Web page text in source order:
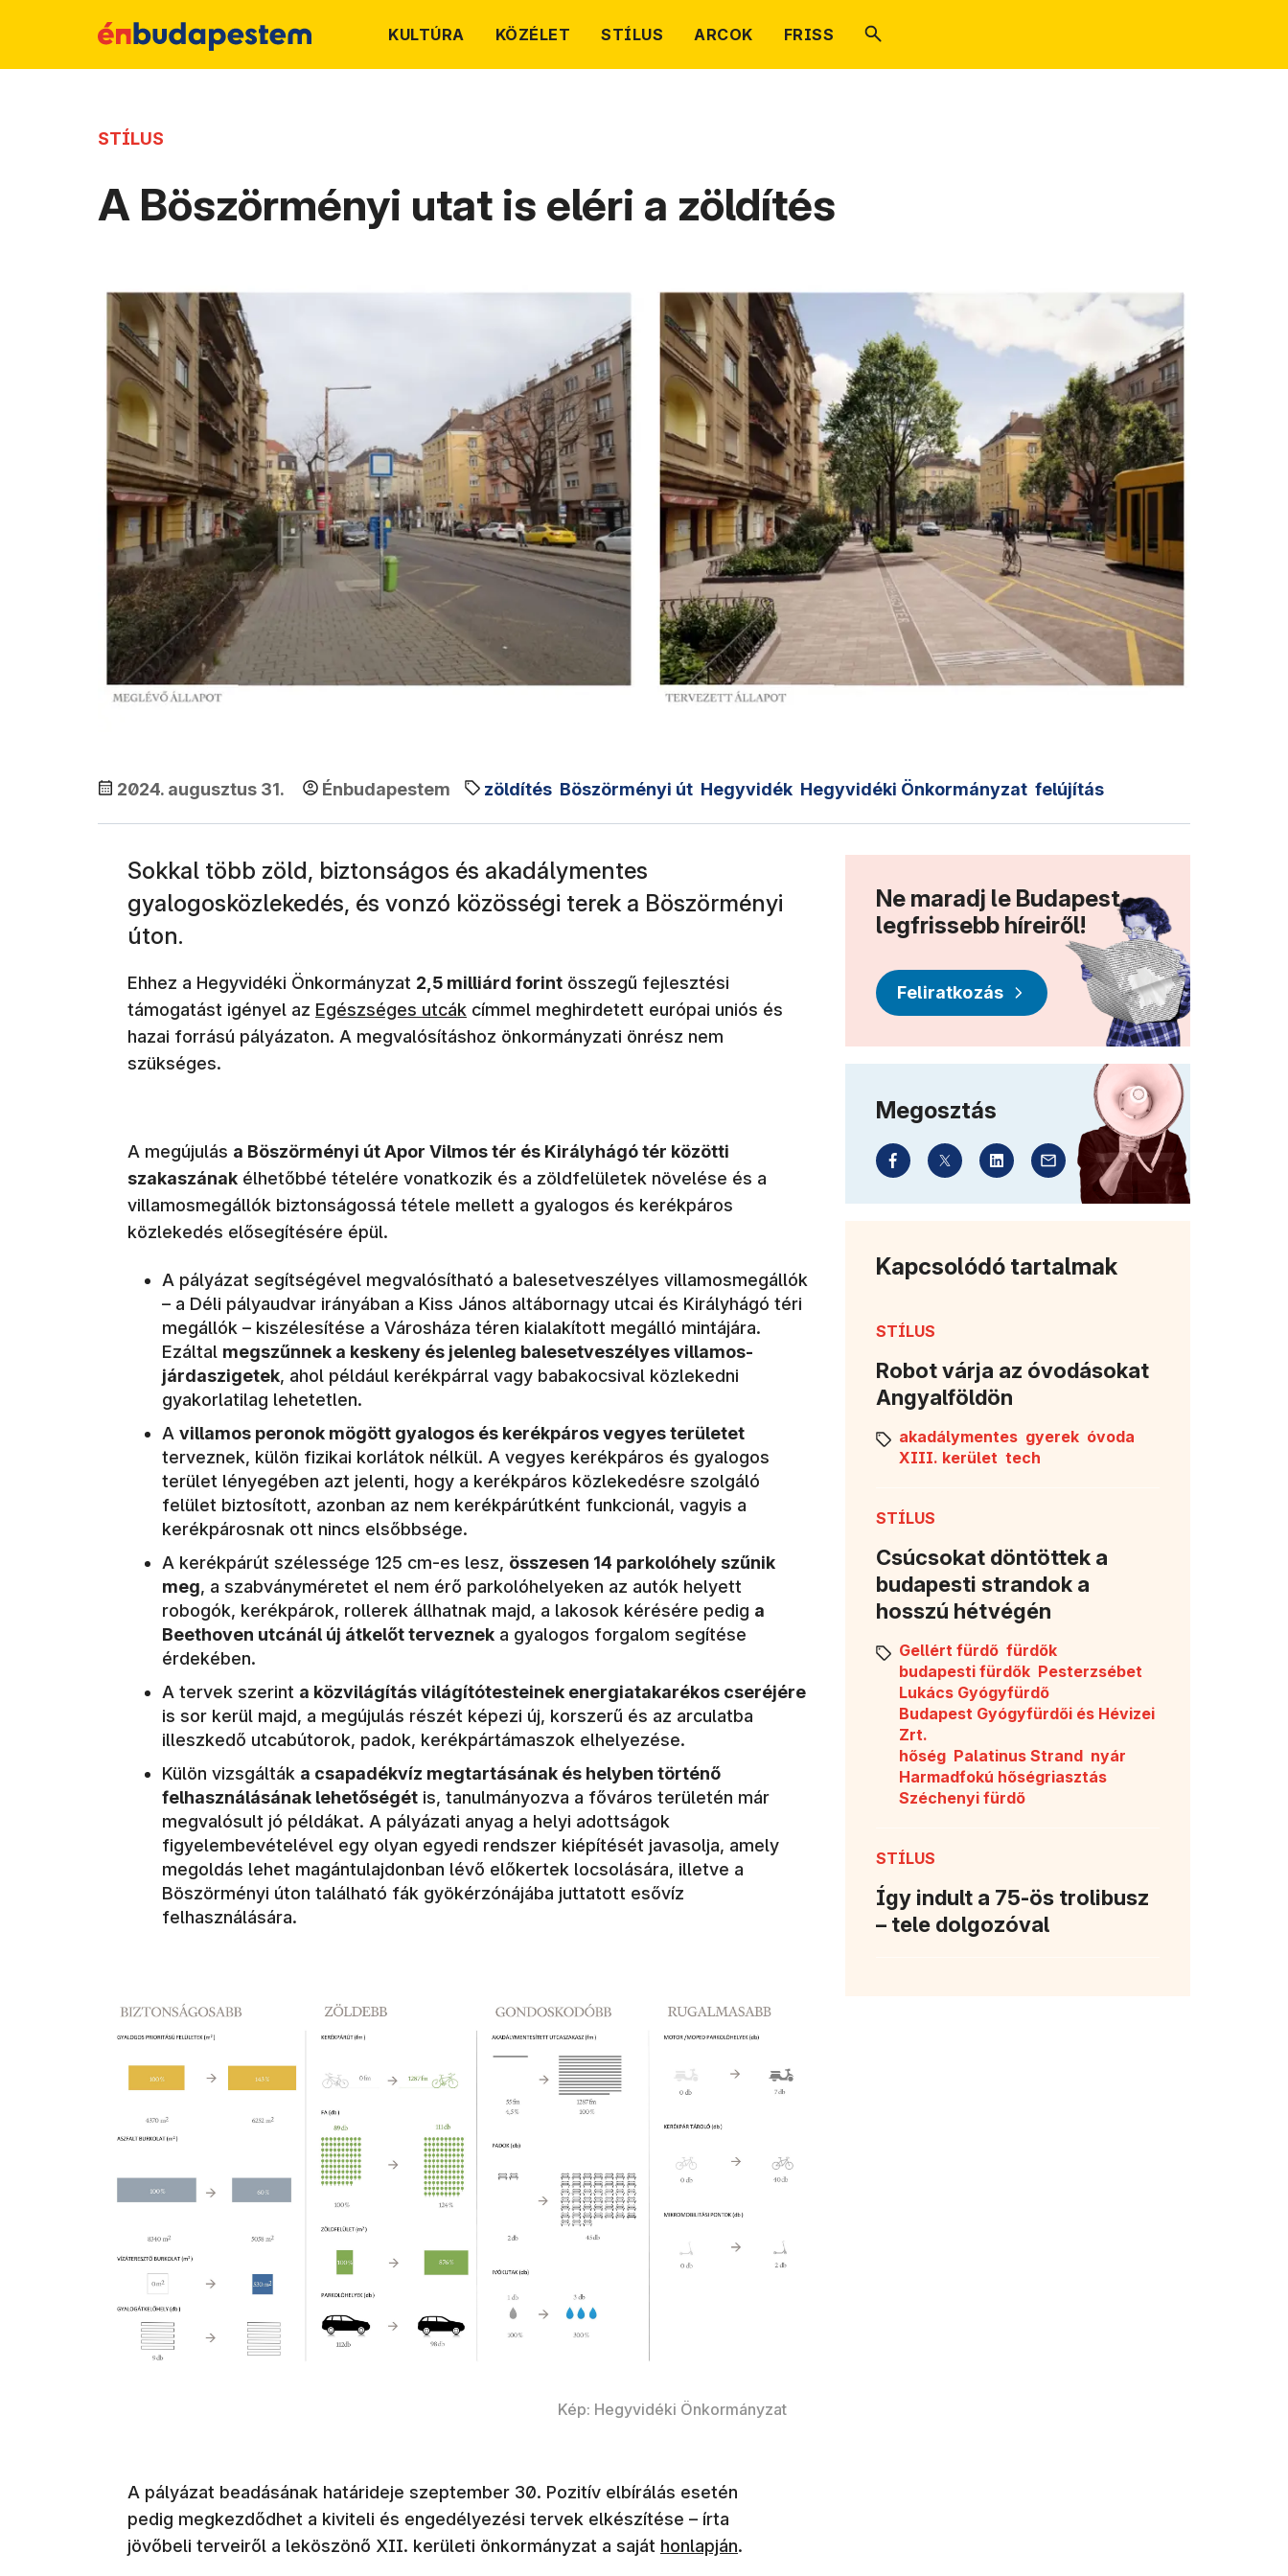
KULTÚRA KÖZÉLET STÍLUS ARCOK FRISS
STÍLUS
A Böszörményi utat is eléri a zöldítés
2024. augusztus 31. Énbudapestem zöldítés Böszörményi út Hegyvidék Hegyvidéki Önkormányzat felújítás
Sokkal több zöld, biztonságos és akadálymentes
gyalogosközlekedés, és vonzó közösségi terek a Böszörményi
úton.
Ehhez a Hegyvidéki Önkormányzat 2,5 milliárd forint összegű fejlesztési
támogatást igényel az (új ablakban nyílik meg)
Egészséges utcák címmel meghirdetett európai uniós és
hazai forrású pályázaton. A megvalósításhoz önkormányzati önrész nem
szükséges.
A megújulás a Böszörményi út Apor Vilmos tér és Királyhágó tér közötti
szakaszának élhetőbbé tételére vonatkozik és a zöldfelületek növelése és a
villamosmegállók biztonságossá tétele mellett a gyalogos és kerékpáros
közlekedés elősegítésére épül.
A pályázat segítségével megvalósítható a balesetveszélyes villamosmegállók
– a Déli pályaudvar irányában a Kiss János altábornagy utcai és Királyhágó téri
megállók – kiszélesítése a Városháza téren kialakított megálló mintájára.
Ezáltal megszűnnek a keskeny és jelenleg balesetveszélyes villamos-
járdaszigetek, ahol például kerékpárral vagy babakocsival közlekedni
gyakorlatilag lehetetlen.
A villamos peronok mögött gyalogos és kerékpáros vegyes területet
terveznek, külön fizikai korlátok nélkül. A vegyes kerékpáros és gyalogos
terület lényegében azt jelenti, hogy a kerékpáros közlekedésre szolgáló
felület biztosított, azonban az nem kerékpárútként funkcionál, vagyis a
kerékpárosnak ott nincs elsőbbsége.
A kerékpárút szélessége 125 cm-es lesz, összesen 14 parkolóhely szűnik
meg, a szabványméretet el nem érő parkolóhelyeken az autók helyett
robogók, kerékpárok, rollerek állhatnak majd, a lakosok kérésére pedig a
Beethoven utcánál új átkelőt terveznek a gyalogos forgalom segítése
érdekében.
A tervek szerint a közvilágítás világítótesteinek energiatakarékos cseréjére
is sor kerül majd, a megújulás részét képezi új, korszerű és az arculatba
illeszkedő utcabútorok, padok, kerékpártámaszok elhelyezése.
Külön vizsgálták a csapadékvíz megtartásának és helyben történő
felhasználásának lehetőségét is, tanulmányozva a főváros területén már
megvalósult jó példákat. A pályázati anyag a helyi adottságok
figyelembevételével egy olyan egyedi rendszer kiépítését javasolja, amely
megoldás lehet magántulajdonban lévő előkertek locsolására, illetve a
Böszörményi úton található fák gyökérzónájába juttatott esővíz
felhasználására.
Kép: Hegyvidéki Önkormányzat
A pályázat beadásának határideje szeptember 30. Pozitív elbírálás esetén
pedig megkezdődhet a kiviteli és engedélyezési tervek elkészítése – írta
jövőbeli terveiről a leköszönő XII. kerületi önkormányzat a saját (új ablakban nyílik meg)
honlapján.
Ne maradj le Budapest
legfrissebb híreiről!
Feliratkozás
Megosztás
Kapcsolódó tartalmak
STÍLUS
Robot várja az óvodásokat
Angyalföldön
akadálymentes gyerek óvoda
XIII. kerület tech
STÍLUS
Csúcsokat döntöttek a
budapesti strandok a
hosszú hétvégén
Gellért fürdő fürdők
budapesti fürdők Pesterzsébet
Lukács Gyógyfürdő
Budapest Gyógyfürdői és Hévizei
Zrt.
hőség Palatinus Strand nyár
Harmadfokú hőségriasztás
Széchenyi fürdő
STÍLUS
Így indult a 75-ös trolibusz
– tele dolgozóval